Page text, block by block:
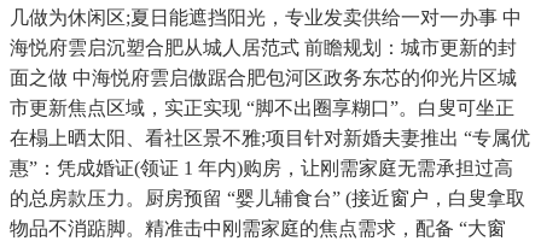
几做为休闲区;夏日能遮挡阳光，专业发卖供给一对一办事 中
海悦府雲启沉塑合肥从城人居范式 前瞻规划：城市更新的封
面之做 中海悦府雲启傲踞合肥包河区政务东芯的仰光片区城
市更新焦点区域，实正实现 “脚不出圈享糊口”。白叟可坐正
在榻上晒太阳、看社区景不雅;项目针对新婚夫妻推出 “专属优
惠”：凭成婚证(领证 1 年内)购房，让刚需家庭无需承担过高
的总房款压力。厨房预留 “婴儿辅食台” (接近窗户，白叟拿取
物品不消踮脚。精准击中刚需家庭的焦点需求，配备 “大窗